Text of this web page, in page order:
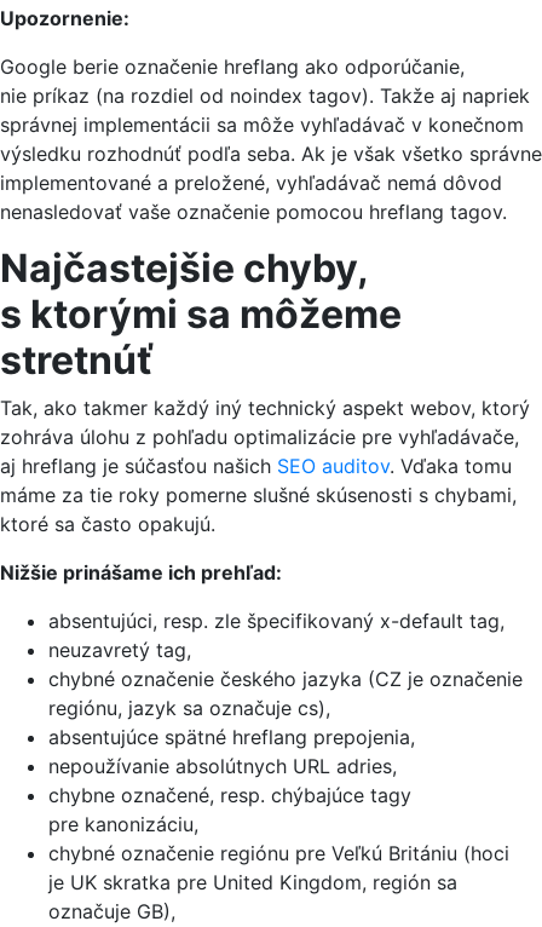
Upozornenie:
Google berie označenie hreflang ako odporúčanie,
nie príkaz (na rozdiel od noindex tagov). Takže aj napriek
správnej implementácii sa môže vyhľadávač v konečnom
výsledku rozhodnúť podľa seba. Ak je však všetko správne
implementované a preložené, vyhľadávač nemá dôvod
nenasledovať vaše označenie pomocou hreflang tagov.
Najčastejšie chyby,
s ktorými sa môžeme
stretnúť
Tak, ako takmer každý iný technický aspekt webov, ktorý
zohráva úlohu z pohľadu optimalizácie pre vyhľadávače,
aj hreflang je súčasťou našich SEO auditov. Vďaka tomu
máme za tie roky pomerne slušné skúsenosti s chybami,
ktoré sa často opakujú.
Nižšie prinášame ich prehľad:
absentujúci, resp. zle špecifikovaný x-default tag,
neuzavretý tag,
chybné označenie českého jazyka (CZ je označenie
regiónu, jazyk sa označuje cs),
absentujúce spätné hreflang prepojenia,
nepoužívanie absolútnych URL adries,
chybne označené, resp. chýbajúce tagy
pre kanonizáciu,
chybné označenie regiónu pre Veľkú Britániu (hoci
je UK skratka pre United Kingdom, región sa
označuje GB),